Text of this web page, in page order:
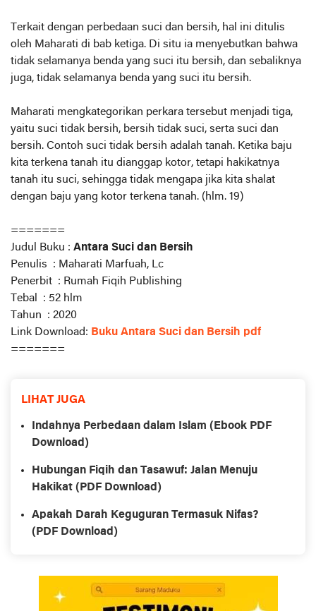
Terkait dengan perbedaan suci dan bersih, hal ini ditulis
oleh Maharati di bab ketiga. Di situ ia menyebutkan bahwa
tidak selamanya benda yang suci itu bersih, dan sebaliknya
juga, tidak selamanya benda yang suci itu bersih.
Maharati mengkategorikan perkara tersebut menjadi tiga,
yaitu suci tidak bersih, bersih tidak suci, serta suci dan
bersih. Contoh suci tidak bersih adalah tanah. Ketika baju
kita terkena tanah itu dianggap kotor, tetapi hakikatnya
tanah itu suci, sehingga tidak mengapa jika kita shalat
dengan baju yang kotor terkena tanah. (hlm. 19)
=======
Judul Buku : Antara Suci dan Bersih
Penulis
: Maharati Marfuah, Lc
Penerbit : Rumah Fiqih Publishing
Tebal
: 52 hlm
Tahun
: 2020
Link Download: Buku Antara Suci dan Bersih pdf
=======
LIHAT JUGA
Indahnya Perbedaan dalam Islam (Ebook PDF
Download)
Hubungan Fiqih dan Tasawuf: Jalan Menuju
Hakikat (PDF Download)
Apakah Darah Keguguran Termasuk Nifas?
(PDF Download)